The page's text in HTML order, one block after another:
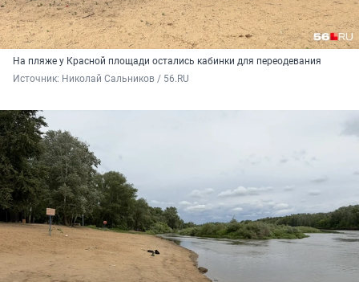
На пляже у Красной площади остались кабинки для переодевания
Источник: Николай Сальников / 56.RU